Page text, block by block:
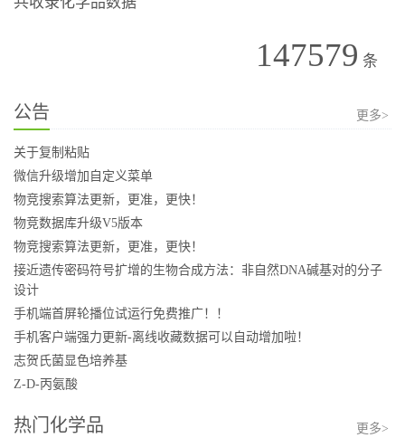
147579 条
公告 更多>
关于复制粘贴
微信升级增加自定义菜单
物竞搜索算法更新，更准，更快！
物竞数据库升级V5版本
物竞搜索算法更新，更准，更快！
接近遗传密码符号扩增的生物合成方法：非自然DNA碱基对的分子
设计
手机端首屏轮播位试运行免费推广！！
手机客户端强力更新-离线收藏数据可以自动增加啦！
志贺氏菌显色培养基
Z-D-丙氨酸
热门化学品 更多>